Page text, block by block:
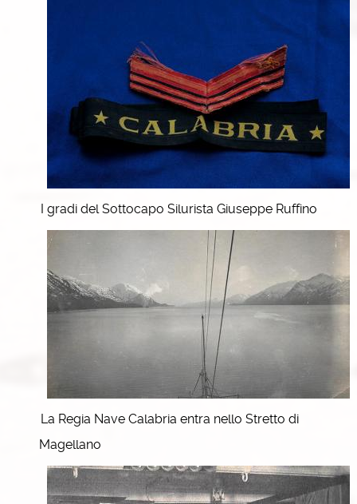
I gradi del Sottocapo Silurista Giuseppe Ruffino
La Regia Nave Calabria entra nello Stretto di
Magellano